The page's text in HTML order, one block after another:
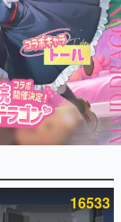
万以上！ などな
身の“殿堂入り”記
16533